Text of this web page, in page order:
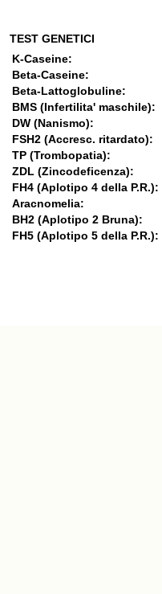
TEST GENETICI
K-Caseine:
Beta-Caseine:
Beta-Lattoglobuline:
BMS (Infertilita' maschile):
DW (Nanismo):
FSH2 (Accresc. ritardato):
TP (Trombopatia):
ZDL (Zincodeficenza):
FH4 (Aplotipo 4 della P.R.):
Aracnomelia:
BH2 (Aplotipo 2 Bruna):
FH5 (Aplotipo 5 della P.R.):